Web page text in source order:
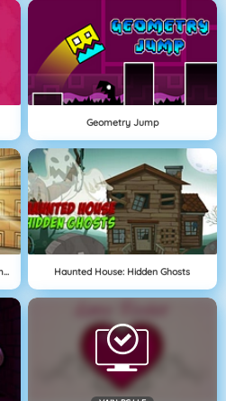
Geometry Jump
Fireboy And Watergirl: The Light Temple Haunted House: Hidden Ghosts